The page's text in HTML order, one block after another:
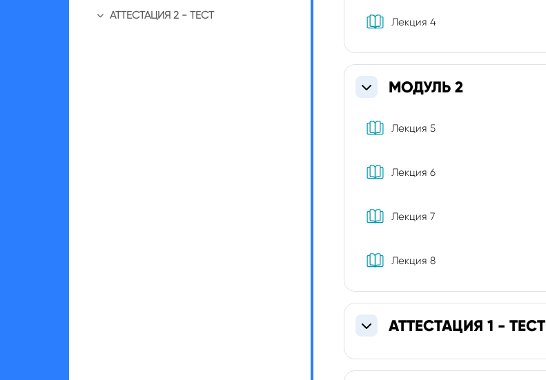
Свернуть
АТТЕСТАЦИЯ 2 - ТЕСТ
Лекция 4Книга
СвернутьМОДУЛЬ 2
Лекция 5Книга
Лекция 6Книга
Лекция 7Книга
Лекция 8Книга
СвернутьАТТЕСТАЦИЯ 1 - ТЕСТ